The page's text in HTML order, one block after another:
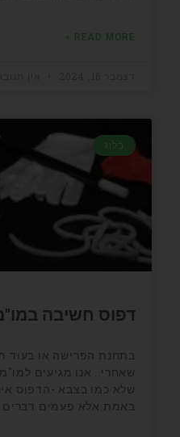
READ MORE »
בלוג
דפוס חשיבה
בתחנת הפרישה או בעוד
שאחרי.. אנו מגיעים
שלא כמו בצבא -הדפוס
באמת.אלא פעמים דברים